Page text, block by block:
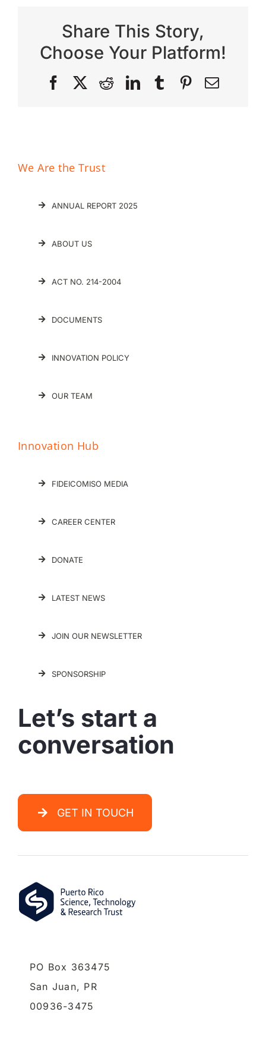
Share This Story,
Choose Your Platform!
FacebookRedditLinkedInTumblrPinterest
Email
We Are the Trust
ANNUAL REPORT 2025
ABOUT US
ACT NO. 214-2004
DOCUMENTS
INNOVATION POLICY
OUR TEAM
Innovation Hub
FIDEICOMISO MEDIA
CAREER CENTER
DONATE
LATEST NEWS
JOIN OUR NEWSLETTER
SPONSORSHIP
Let’s start a
conversation
GET IN TOUCH
PO Box 363475
San Juan, PR
00936-3475